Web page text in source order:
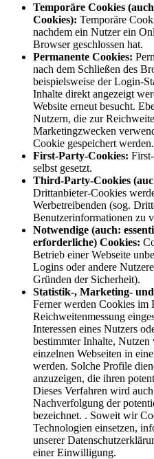
Temporäre Cookies
Cookies): Temporäre
nachdem ein Nutzer ein
Browser geschlossen hat.
Permanente Cookies:
nach dem Schließen des
beispielsweise der Login-
Inhalte direkt angezeigt
Website erneut besucht.
Nutzern, die zur
Marketingzwecken
Cookie gespeichert werden.
First-Party-Cookies:
selbst gesetzt.
Third-Party-Cookies
Drittanbieter-Cookies
Werbetreibenden (sog.
Benutzerinformationen zu
Notwendige (auch:
erforderliche) Cookies:
Betrieb einer Webseite
Logins oder andere
Gründen der Sicherheit).
Statistik-, Marketing-
Ferner werden Cookies im
Reichweitenmessung
Interessen eines Nutzers
bestimmter Inhalte,
einzelnen Webseiten in
werden. Solche Profile
anzuzeigen, die ihren
Dieses Verfahren wird
Nachverfolgung der
bezeichnet. . Soweit wir
Technologien einsetzen,
unserer
einer Einwilligung.